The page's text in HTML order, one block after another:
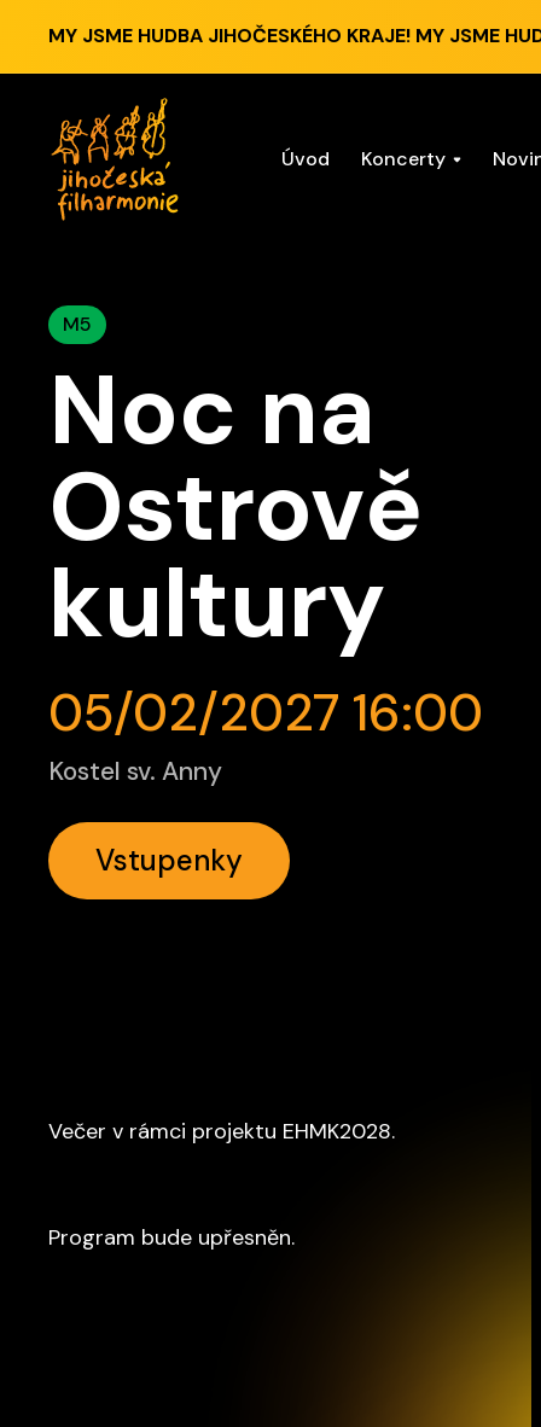
MY JSME HUDBA JIHOČESKÉHO KRAJE! MY JSME
Úvod Koncerty
M5
Noc na
Ostrově
kultury
05/02/2027 16:00
Kostel sv. Anny
Vstupenky
Večer v rámci projektu EHMK2028.
Program bude upřesněn.